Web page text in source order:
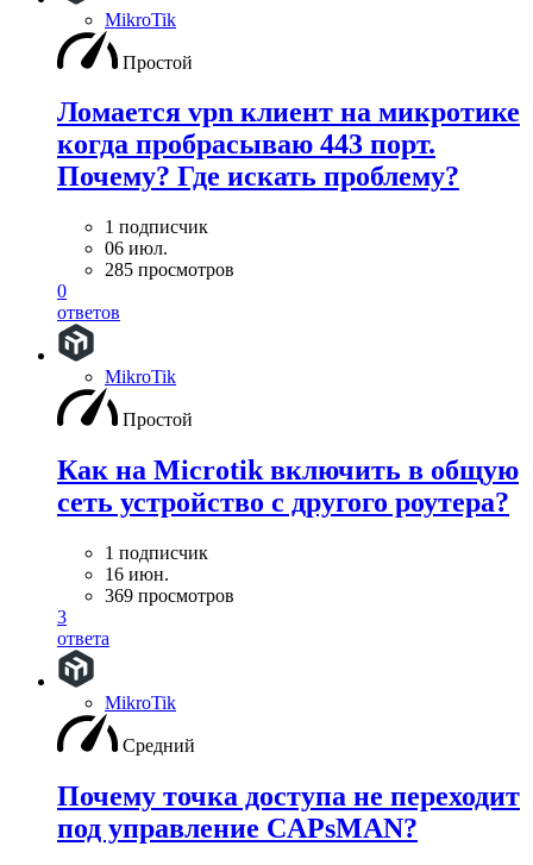
MikroTik
Простой
Ломается vpn клиент на микротике
когда пробрасываю 443 порт.
Почему? Где искать проблему?
1 подписчик
06 июл.
285 просмотров
0
ответов
MikroTik
Простой
Как на Microtik включить в общую
сеть устройство с другого роутера?
1 подписчик
16 июн.
369 просмотров
3
ответа
MikroTik
Средний
Почему точка доступа не переходит
под управление CAPsMAN?